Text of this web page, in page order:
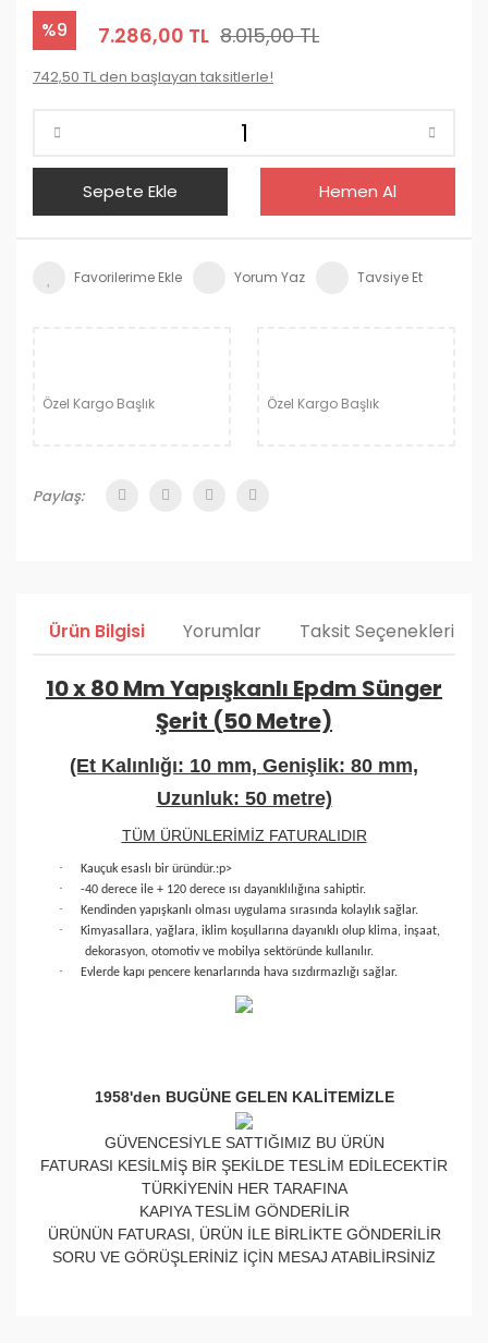
%9 7.286,00 TL 8.015,00 TL
742,50 TL den başlayan taksitlerle!
Sepete Ekle Hemen Al
Yorum Yaz Tavsiye Et
Özel Kargo Başlık Özel Kargo Başlık
Paylaş:
Ürün Bilgisi Yorumlar Taksit Seçenekleri
10 x 80 Mm Yapışkanlı Epdm Sünger
Şerit (50 Metre)
(Et Kalınlığı: 10 mm, Genişlik: 80 mm,
Uzunluk: 50 metre)
TÜM ÜRÜNLERİMİZ FATURALIDIR
· Kauçuk esaslı bir üründür.:p>
· -40 derece ile + 120 derece ısı dayanıklılığına sahiptir.
· Kendinden yapışkanlı olması uygulama sırasında kolaylık sağlar.
·
Kimyasallara, yağlara, iklim koşullarına dayanıklı olup klima, inşaat,
dekorasyon, otomotiv ve mobilya sektöründe kullanılır.
· Evlerde kapı pencere kenarlarında hava sızdırmazlığı sağlar.
1958'den BUGÜNE GELEN KALİTEMİZLE
GÜVENCESİYLE SATTIĞIMIZ BU ÜRÜN
FATURASI KESİLMİŞ BİR ŞEKİLDE TESLİM EDİLECEKTİR
TÜRKİYENİN HER TARAFINA
KAPIYA TESLİM GÖNDERİLİR
ÜRÜNÜN FATURASI, ÜRÜN İLE BİRLİKTE GÖNDERİLİR
SORU VE GÖRÜŞLERİNİZ İÇİN MESAJ ATABİLİRSİNİZ